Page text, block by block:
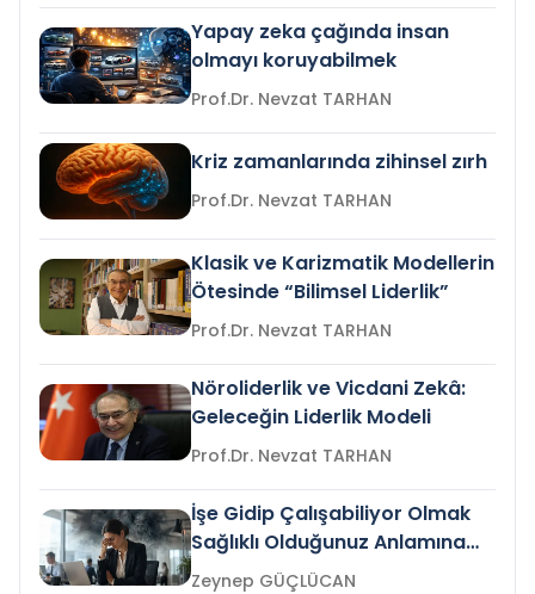
Yapay zeka çağında insan
olmayı koruyabilmek
Prof.Dr. Nevzat TARHAN
Kriz zamanlarında zihinsel zırh
Prof.Dr. Nevzat TARHAN
Klasik ve Karizmatik Modellerin
Ötesinde “Bilimsel Liderlik”
Prof.Dr. Nevzat TARHAN
Nöroliderlik ve Vicdani Zekâ:
Geleceğin Liderlik Modeli
Prof.Dr. Nevzat TARHAN
İşe Gidip Çalışabiliyor Olmak
Sağlıklı Olduğunuz Anlamına
Gelir mi?Zeynep GÜÇLÜCAN